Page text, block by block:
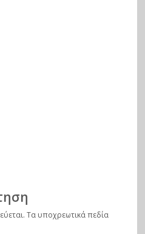
Τα υποχρεωτικά πεδία